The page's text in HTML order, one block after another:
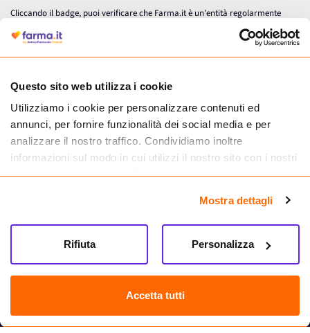
Questo sito web utilizza i cookie
Utilizziamo i cookie per personalizzare contenuti ed
annunci, per fornire funzionalità dei social media e per
analizzare il nostro traffico. Condividiamo inoltre
informazioni sul modo in cui utilizzi il nostro sito con i nostri
partner che si occupano di analisi dei dati web, pubblicità e
informazioni che hai fornito loro o che hanno raccolto dal
tuo utilizzo dei loro servizi.
Mostra dettagli
Accetta tutti
Personalizza
Rifiuta
Cliccando il badge, puoi verificare che Farma.it è un'entità regolarmente
autorizzata dal Ministero della Salute a effettuare la vendita online di
medicinali.
Farma.it S.a.s. P. IVA 07417261216 REA: NA-884088
CREDITS
Sede legale Via delle Repubbliche Marinare 128, 80147 Napoli